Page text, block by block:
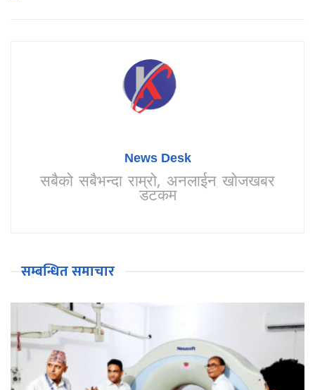
News Desk
सबैको सबैभन्दा राम्रो, अनलाईन खोजखबर
डटकम
सम्बन्धित समाचार